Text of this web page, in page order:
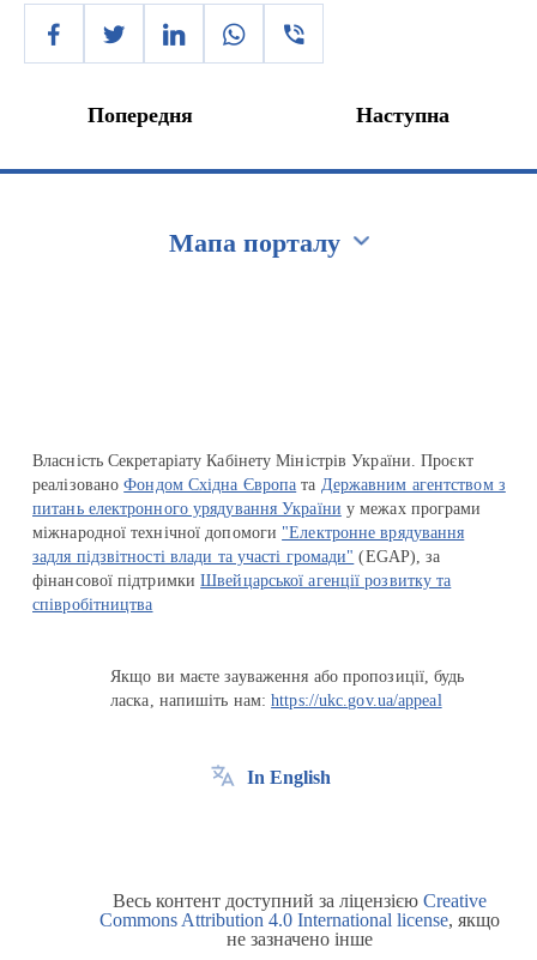
Попередня Наступна
Мапа порталу
Власність Секретаріату Кабінету Міністрів України. Проєкт
реалізованоФондом Східна Європа та Державним агентством з
питань електронного урядування України у межах програми
міжнародної технічної допомоги "Електронне врядування
задля підзвітності влади та участі громади" (EGAP), за
фінансової підтримкиШвейцарської агенції розвитку та
співробітництва
Якщо ви маєте зауваження або пропозиції, будь
ласка, напишіть нам:https://ukc.gov.ua/appeal
In English
Весь контент доступний за ліцензією Creative
Commons Attribution 4.0 International license, якщо
не зазначено інше